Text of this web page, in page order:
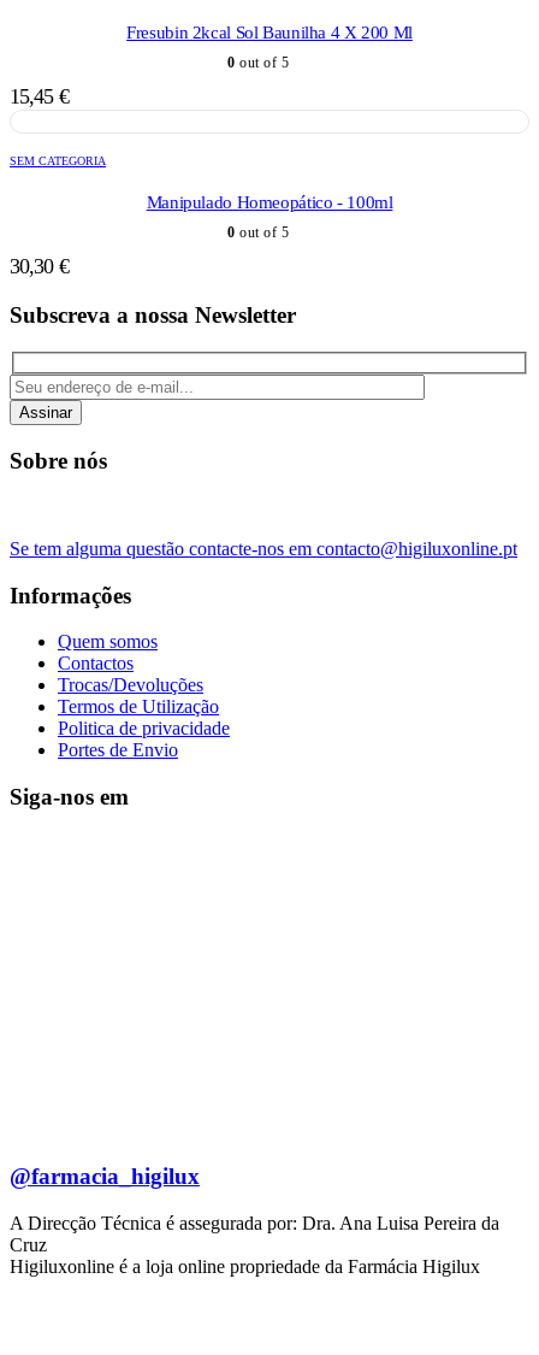
Fresubin 2kcal Sol Baunilha 4 X 200 Ml
0 out of 5
15,45 €
SEM CATEGORIA
Manipulado Homeopático - 100ml
0 out of 5
30,30 €
Subscreva a nossa Newsletter
Assinar
Sobre nós
Se tem alguma questão contacte-nos em contacto@higiluxonline.pt
Informações
Quem somos
Contactos
Trocas/Devoluções
Termos de Utilização
Politica de privacidade
Portes de Envio
Siga-nos em
@farmacia_higilux
A Direcção Técnica é assegurada por: Dra. Ana Luisa Pereira da
Cruz
Higiluxonline é a loja online propriedade da Farmácia Higilux